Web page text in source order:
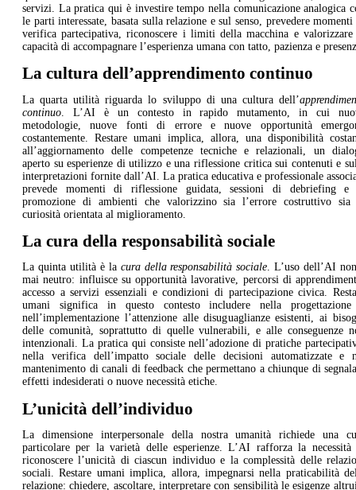
servizi. La pratica qui è investire tempo nella comunicazione analogica
le parti interessate, basata sulla relazione e sul senso, prevedere
verifica partecipativa, riconoscere i limiti della macchina e valorizzare
capacità di accompagnare l’esperienza umana con tatto, pazienza e
La cultura dell’apprendimento continuo
La quarta utilità riguarda lo sviluppo di una cultura dell’
continuo . L’AI è un contesto in rapido mutamento, in cui
metodologie, nuove fonti di errore e nuove opportunità
costantemente. Restare umani implica, allora, una disponibilità
all’aggiornamento delle competenze tecniche e relazionali, un
aperto su esperienze di utilizzo e una riflessione critica sui contenuti e
interpretazioni fornite dall’AI. La pratica educativa e professionale
prevede momenti di riflessione guidata, sessioni di debriefing e
promozione di ambienti che valorizzino sia l’errore costruttivo sia
curiosità orientata al miglioramento.
La cura della responsabilità sociale
La quinta utilità è la cura della responsabilità sociale. L’uso dell’AI
mai neutro: influisce su opportunità lavorative, percorsi di
accesso a servizi essenziali e condizioni di partecipazione civica.
umani significa in questo contesto includere nella
nell’implementazione l’attenzione alle disuguaglianze esistenti, ai
delle comunità, soprattutto di quelle vulnerabili, e alle conseguenze
intenzionali. La pratica qui consiste nell’adozione di pratiche
nella verifica dell’impatto sociale delle decisioni automatizzate e
mantenimento di canali di feedback che permettano a chiunque di
effetti indesiderati o nuove necessità etiche.
L’unicità dell’individuo
La dimensione interpersonale della nostra umanità richiede una
particolare per la varietà delle esperienze. L’AI rafforza la necessità
riconoscere l’unicità di ciascun individuo e la complessità delle
sociali. Restare umani implica, allora, impegnarsi nella praticabilità
relazione: chiedere, ascoltare, interpretare con sensibilità le esigenze